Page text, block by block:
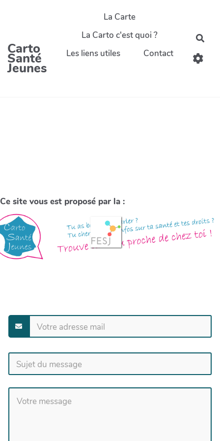
Carto
Santé
Jeunes
La Carte
La Carto c'est quoi ?
Les liens utiles
Contact
Ce site vous est proposé par la :